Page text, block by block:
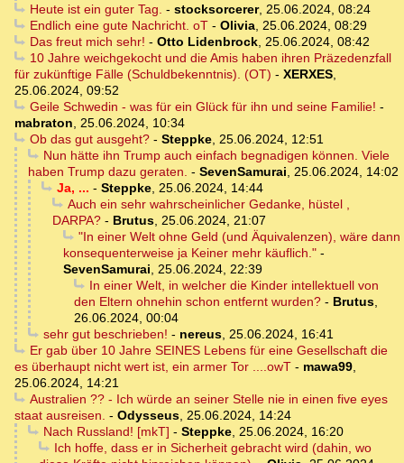
Heute ist ein guter Tag. - stocksorcerer, 25.06.2024, 08:24
Endlich eine gute Nachricht. oT- Olivia, 25.06.2024, 08:29
Das freut mich sehr! - Otto Lidenbrock, 25.06.2024, 08:42
10 Jahre weichgekocht und die Amis haben ihren Präzedenzfall
für zukünftige Fälle (Schuldbekenntnis). (OT) - XERXES,
25.06.2024, 09:52
Geile Schwedin - was für ein Glück für ihn und seine Familie! -
mabraton, 25.06.2024, 10:34
Ob das gut ausgeht?- Steppke, 25.06.2024, 12:51
Nun hätte ihn Trump auch einfach begnadigen können. Viele
haben Trump dazu geraten. - SevenSamurai, 25.06.2024, 14:02
Ja, ... - Steppke, 25.06.2024, 14:44
Auch ein sehr wahrscheinlicher Gedanke, hüstel ,
DARPA? - Brutus, 25.06.2024, 21:07
"In einer Welt ohne Geld (und Äquivalenzen), wäre dann
konsequenterweise ja Keiner mehr käuflich." -
SevenSamurai, 25.06.2024, 22:39
In einer Welt, in welcher die Kinder intellektuell von
den Eltern ohnehin schon entfernt wurden? - Brutus,
26.06.2024, 00:04
sehr gut beschrieben! - nereus, 25.06.2024, 16:41
Er gab über 10 Jahre SEINES Lebens für eine Gesellschaft die
es überhaupt nicht wert ist, ein armer Tor ....owT - mawa99,
25.06.2024, 14:21
Australien ?? - Ich würde an seiner Stelle nie in einen five eyes
staat ausreisen. - Odysseus, 25.06.2024, 14:24
Nach Russland! [mkT] - Steppke, 25.06.2024, 16:20
Ich hoffe, dass er in Sicherheit gebracht wird (dahin, wo